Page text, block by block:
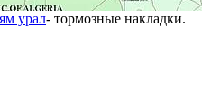
урал- тормозные накладки.